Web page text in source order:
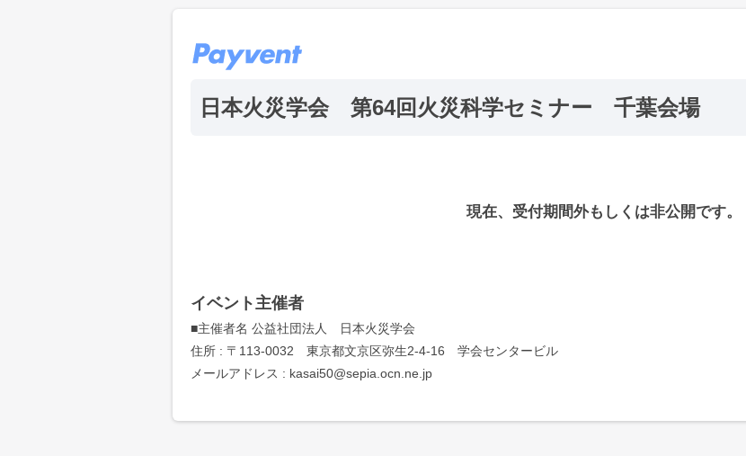
日本火災学会 第64回火災科学セミナー 千葉会場
現在、受付期間外もしくは非公開です。
イベント主催者
■主催者名 公益社団法人 日本火災学会
住所 : 〒113-0032 東京都文京区弥生2-4-16 学会センタービル
メールアドレス : kasai50@sepia.ocn.ne.jp